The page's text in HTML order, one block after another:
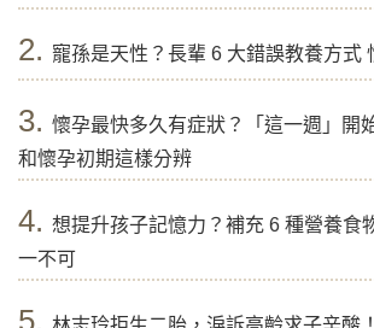
2. 寵孫是天性？長輩 6 大錯誤教養方式
3. 懷孕最快多久有症狀？「這一週」開
和懷孕初期這樣分辨
4. 想提升孩子記憶力？補充 6 種營養食
一不可